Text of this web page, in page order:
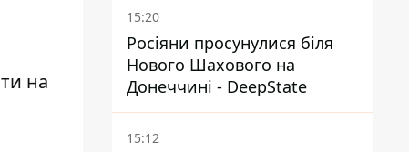
на
15:20
Росіяни просунулися біля
Нового Шахового на
Донеччині - DeepState
15:12